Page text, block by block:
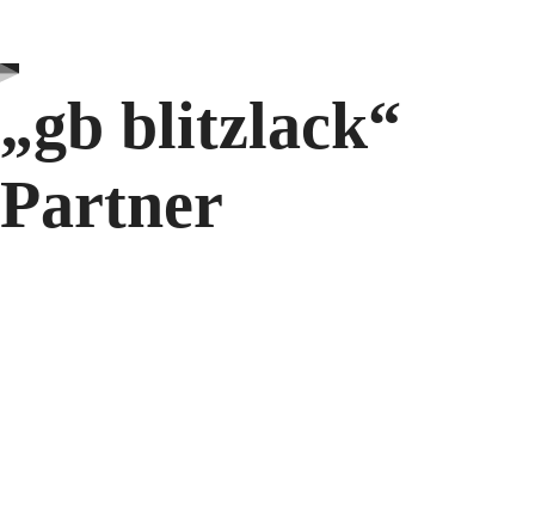
„gb blitzlack“
Partner